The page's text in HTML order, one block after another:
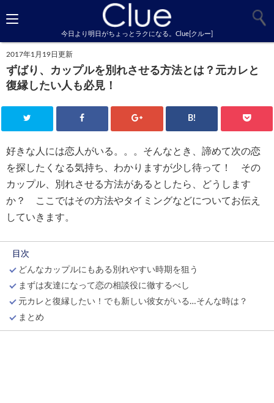
今日より明日がちょっとラクになる。Clue[クルー]
2017年1月19日更新
ずばり、カップルを別れさせる方法とは？元カレと
復縁したい人も必見！
B!
好きな人には恋人がいる。。。そんなとき、諦めて次の恋
を探したくなる気持ち、わかりますが少し待って！ その
カップル、別れさせる方法があるとしたら、どうします
か？ ここではその方法やタイミングなどについてお伝え
していきます。
目次
どんなカップルにもある別れやすい時期を狙う
まずは友達になって恋の相談役に徹するべし
元カレと復縁したい！でも新しい彼女がいる…そんな時は？
まとめ